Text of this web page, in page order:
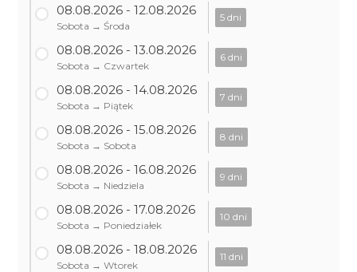
08.08.2026 - 12.08.2026
Sobota → Środa
5 dni
08.08.2026 - 13.08.2026
Sobota → Czwartek
6 dni
08.08.2026 - 14.08.2026
Sobota → Piątek
7 dni
08.08.2026 - 15.08.2026
Sobota → Sobota
8 dni
08.08.2026 - 16.08.2026
Sobota → Niedziela
9 dni
08.08.2026 - 17.08.2026
Sobota → Poniedziałek
10 dni
08.08.2026 - 18.08.2026
Sobota → Wtorek
11 dni